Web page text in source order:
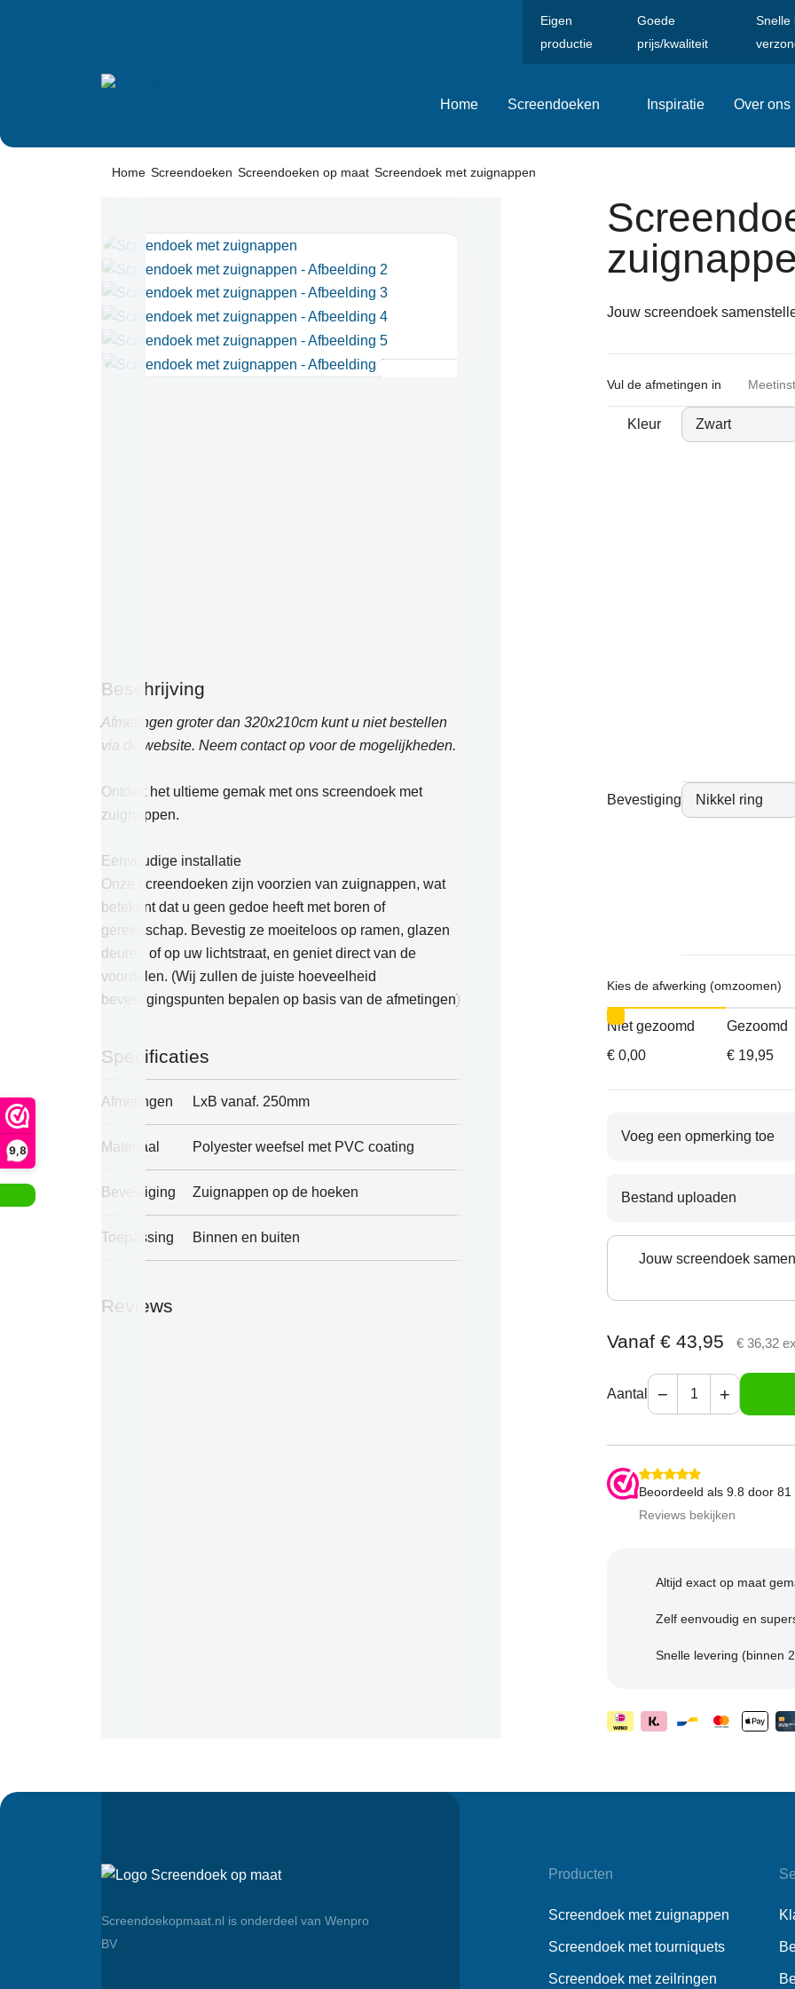
9,8
Eigen
productie
Goede
prijs/kwaliteit
Snelle
Home Screendoeken Inspiratie Over ons
Home Screendoeken Screendoeken op maat Screendoek met zuignappen
Beschrijving
Afmetingen groter dan 320x210cm kunt u niet bestellen
via de website. Neem contact op voor de mogelijkheden.
Ontdek het ultieme gemak met ons screendoek met
zuignappen.
Eenvoudige installatie
Onze screendoeken zijn voorzien van zuignappen, wat
betekent dat u geen gedoe heeft met boren of
gereedschap. Bevestig ze moeiteloos op ramen, glazen
deuren of op uw lichtstraat, en geniet direct van de
voordelen. (Wij zullen de juiste hoeveelheid
bevestigingspunten bepalen op basis van de afmetingen)
Specificaties
Afmetingen LxB vanaf. 250mm
Materiaal Polyester weefsel met PVC coating
Bevestiging Zuignappen op de hoeken
Toepassing Binnen en buiten
Reviews
Jouw screendoek
Vul de afmetingen in
Kleur
Bevestiging
Kies de afwerking (omzoomen)
Niet gezoomd
€ 0,00
Gezoomd
€ 19,95
Voeg een opmerking toe
Bestand uploaden
Jouw screendoek
Vanaf € 43,95 € 36,32
Aantal − +
Beoordeeld als 9.8 door 81
Reviews bekijken
Altijd exact op maat
Zelf eenvoudig en
Snelle levering (binnen
Screendoekopmaat.nl is onderdeel van Wenpro
BV
Producten
Screendoek met zuignappen
Screendoek met tourniquets
Screendoek met zeilringen